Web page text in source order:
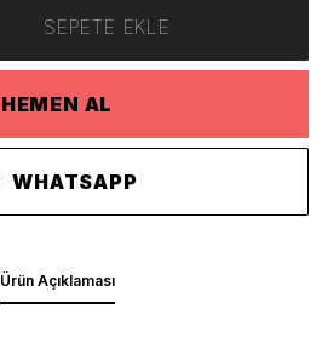
SEPETE EKLE
HEMEN AL
WHATSAPP
Ürün Açıklaması